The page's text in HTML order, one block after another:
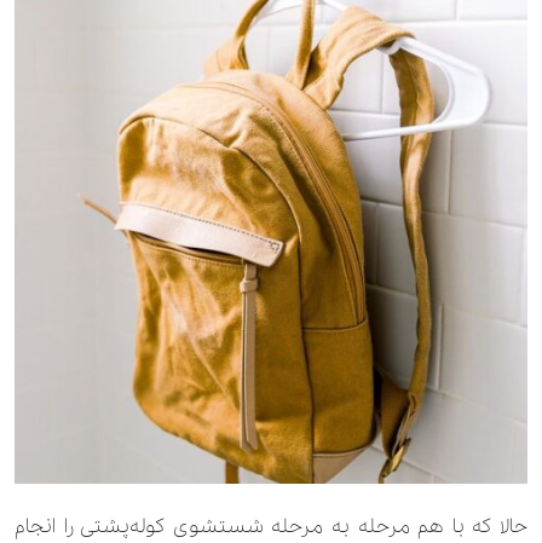
حالا که با هم مرحله به مرحله شستشوی کوله‌پشتی را انجام